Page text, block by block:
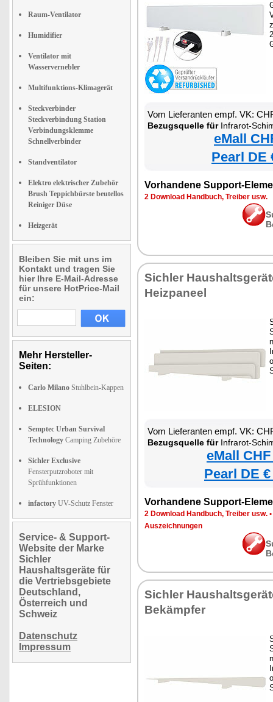
Raum-Ventilator
Humidifier
Ventilator mit
Wasservernebler
Multifunktions-Klimagerät
Steckverbinder
Steckverbindung Station
Verbindungsklemme
Schnellverbinder
Standventilator
Elektro elektrischer Zubehör
Brush Teppichbürste beutellos
Reiniger Düse
Heizgerät
Bleiben Sie mit uns im
Kontakt und tragen Sie
hier Ihre E-Mail-Adresse
für unsere HotPrice-Mail
ein:
Mehr Hersteller-
Seiten:
Carlo Milano Stuhlbein-Kappen
ELESION
Semptec Urban Survival
Technology Camping Zubehöre
Sichler Exclusive
Fensterputzroboter mit
Sprühfunktionen
infactory UV-Schutz Fenster
Service- & Support-
Website der Marke
Sichler
Haushaltsgeräte für
die Vertriebsgebiete
Deutschland,
Österreich und
Schweiz
Datenschutz
Impressum
Vom Lieferanten empf. VK:
Bezugsquelle fürInfrarot-
eMall
Pearl DE
Vorhandene Support-
2 Download Handbuch, Treiber usw.
Sichler
Heizpaneel
Vom Lieferanten empf. VK:
Bezugsquelle fürInfrarot-
eMall
Pearl DE
Vorhandene Support-
2 Download Handbuch, Treiber usw. •
Auszeichnungen
Sichler
Bekämpfer